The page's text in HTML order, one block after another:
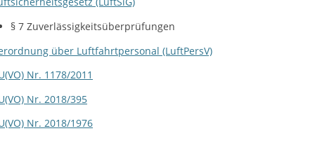
§ 7 Zuverlässigkeitsüberprüfungen
über Luftfahrtpersonal (LuftPersV)
Nr. 1178/2011
Nr. 2018/395
Nr. 2018/1976